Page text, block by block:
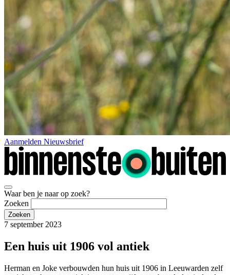
Aanmelden Nieuwsbrief
Waar ben je naar op zoek?
Zoeken
7 september 2023
Een huis uit 1906 vol antiek
Herman en Joke verbouwden hun huis uit 1906 in Leeuwarden zelf